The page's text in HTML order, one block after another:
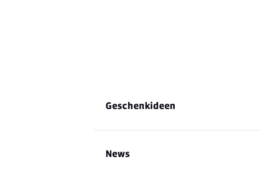
Geschenkideen
News